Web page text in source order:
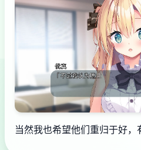
当然我也希望他们重归于好，